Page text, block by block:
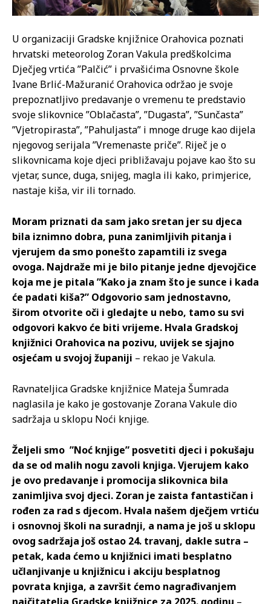
U organizaciji Gradske knjižnice Orahovica poznati
hrvatski meteorolog Zoran Vakula predškolcima
Dječjeg vrtića ”Palčić” i prvašićima Osnovne škole
Ivane Brlić-Mažuranić Orahovica održao je svoje
prepoznatljivo predavanje o vremenu te predstavio
svoje slikovnice ”Oblačasta”, ”Dugasta”, ”Sunčasta”
”Vjetropirasta”, ”Pahuljasta” i mnoge druge kao dijela
njegovog serijala ”Vremenaste priče”. Riječ je o
slikovnicama koje djeci približavaju pojave kao što su
vjetar, sunce, duga, snijeg, magla ili kako, primjerice,
nastaje kiša, vir ili tornado.
Moram priznati da sam jako sretan jer su djeca
bila iznimno dobra, puna zanimljivih pitanja i
vjerujem da smo ponešto zapamtili iz svega
ovoga. Najdraže mi je bilo pitanje jedne djevojčice
koja me je pitala ”Kako ja znam što je sunce i kada
će padati kiša?” Odgovorio sam jednostavno,
širom otvorite oči i gledajte u nebo, tamo su svi
odgovori kakvo će biti vrijeme. Hvala Gradskoj
knjižnici Orahovica na pozivu, uvijek se sjajno
osjećam u svojoj županiji – rekao je Vakula.
Ravnateljica Gradske knjižnice Mateja Šumrada
naglasila je kako je gostovanje Zorana Vakule dio
sadržaja u sklopu Noći knjige.
Željeli smo ”Noć knjige” posvetiti djeci i pokušaju
da se od malih nogu zavoli knjiga. Vjerujem kako
je ovo predavanje i promocija slikovnica bila
zanimljiva svoj djeci. Zoran je zaista fantastičan i
rođen za rad s djecom. Hvala našem dječjem vrtiću
i osnovnoj školi na suradnji, a nama je još u sklopu
ovog sadržaja još ostao 24. travanj, dakle sutra –
petak, kada ćemo u knjižnici imati besplatno
učlanjivanje u knjižnicu i akciju besplatnog
povrata knjiga, a završit ćemo nagrađivanjem